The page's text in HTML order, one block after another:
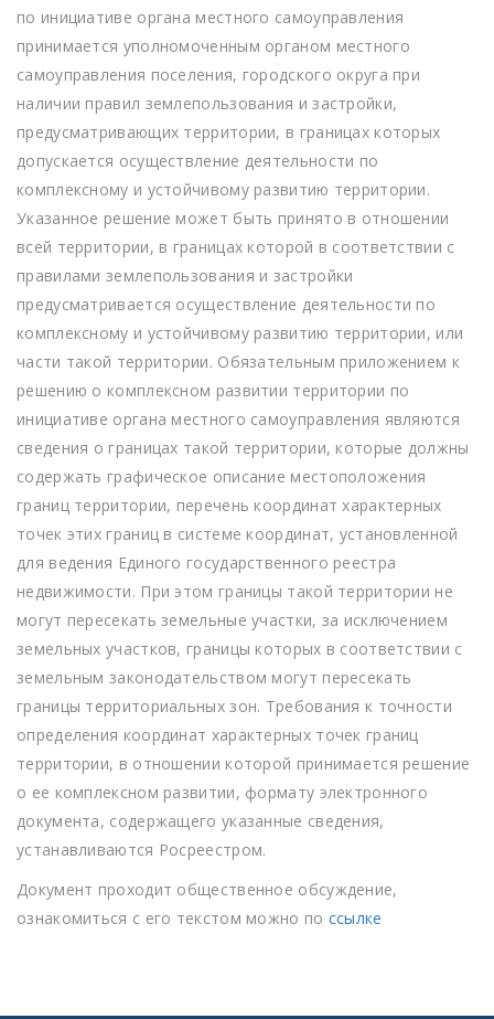
по инициативе органа местного самоуправления
принимается уполномоченным органом местного
самоуправления поселения, городского округа при
наличии правил землепользования и застройки,
предусматривающих территории, в границах которых
допускается осуществление деятельности по
комплексному и устойчивому развитию территории.
Указанное решение может быть принято в отношении
всей территории, в границах которой в соответствии с
правилами землепользования и застройки
предусматривается осуществление деятельности по
комплексному и устойчивому развитию территории, или
части такой территории. Обязательным приложением к
решению о комплексном развитии территории по
инициативе органа местного самоуправления являются
сведения о границах такой территории, которые должны
содержать графическое описание местоположения
границ территории, перечень координат характерных
точек этих границ в системе координат, установленной
для ведения Единого государственного реестра
недвижимости. При этом границы такой территории не
могут пересекать земельные участки, за исключением
земельных участков, границы которых в соответствии с
земельным законодательством могут пересекать
границы территориальных зон. Требования к точности
определения координат характерных точек границ
территории, в отношении которой принимается решение
о ее комплексном развитии, формату электронного
документа, содержащего указанные сведения,
устанавливаются Росреестром.
Документ проходит общественное обсуждение,
ознакомиться с его текстом можно по ссылке